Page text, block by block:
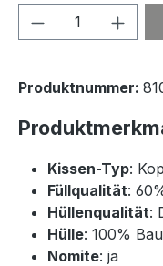
Produkt
Produktnummer:
Kissen-Typ:
Füllqualität:
Hüllenqualität:
Hülle: 100%
Nomite: ja